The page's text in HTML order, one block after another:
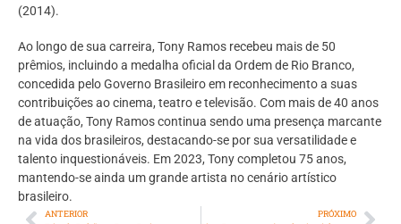
(2014).
Ao longo de sua carreira, Tony Ramos recebeu mais de 50
prêmios, incluindo a medalha oficial da Ordem de Rio Branco,
concedida pelo Governo Brasileiro em reconhecimento a suas
contribuições ao cinema, teatro e televisão. Com mais de 40 anos
de atuação, Tony Ramos continua sendo uma presença marcante
na vida dos brasileiros, destacando-se por sua versatilidade e
talento inquestionáveis. Em 2023, Tony completou 75 anos,
mantendo-se ainda um grande artista no cenário artístico
brasileiro.
ANTERIOR PRÓXIMO